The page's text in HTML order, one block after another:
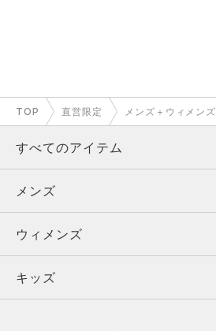
TOP 直営限定 メンズ＋ウィメンズ
すべてのアイテム
メンズ
ウィメンズ
キッズ
メンズ
トップス
ボトムス
ウィメンズ
トップス
キッズ